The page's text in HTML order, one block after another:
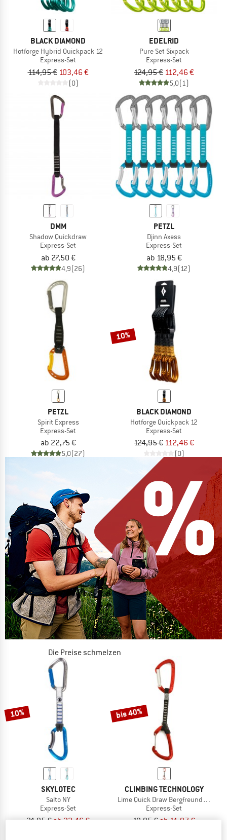
BLACK DIAMOND
Hotforge Hybrid Quickpack 12
Express-Set
114,95 € 103,46 €
(0)
EDELRID
Pure Set Sixpack
Express-Set
124,95 € 112,46 €
5,0(1)
DMM
Shadow Quickdraw
Express-Set
ab 27,50 €
4,9(26)
PETZL
Djinn Axess
Express-Set
ab 18,95 €
4,9(12)
PETZL
Spirit Express
Express-Set
ab 22,75 €
5,0(27)
10%
BLACK DIAMOND
Hotforge Quickpack 12
Express-Set
124,95 € 112,46 €
(0)
Die Preise schmelzen
JETZT BIS ZU 50% RABATT
ZUM SOMMER SALE
10%
SKYLOTEC
Salto NY
Express-Set
24,95 € ab 22,46 €
bis 40%
CLIMBING TECHNOLOGY
Lime Quick Draw Bergfreunde
Express-Set
19,95 € ab 11,97 €